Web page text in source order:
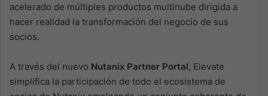
acelerado de múltiples productos multinube dirigida a
hacer realidad la transformación del negocio de sus
socios.
A través del nuevo Nutanix Partner Portal, Elevate
simplifica la participación de todo el ecosistema de